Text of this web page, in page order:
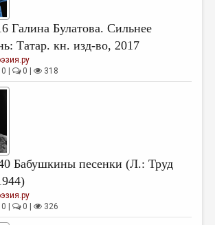
Галина Булатова. Сильнее
Татар. кн. изд-во, 2017
0 | 0 | 318
Бабушкины песенки (Л.: Труд
0 | 0 | 326